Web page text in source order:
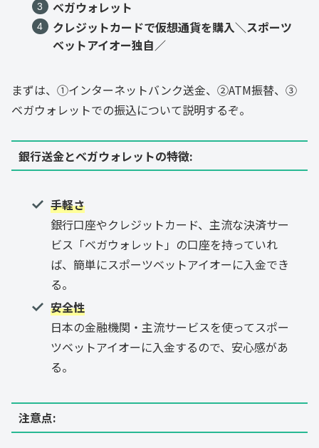
ベガウォレット
クレジットカードで仮想通貨を購入＼スポーツ
ベットアイオー独自／
まずは、①インターネットバンク送金、②ATM振替、③
ベガウォレットでの振込について説明するぞ。
銀行送金とベガウォレットの特徴:
手軽さ
銀行口座やクレジットカード、主流な決済サー
ビス「ベガウォレット」の口座を持っていれ
ば、簡単にスポーツベットアイオーに入金でき
る。
安全性
日本の金融機関・主流サービスを使ってスポー
ツベットアイオーに入金するので、安心感があ
る。
注意点: